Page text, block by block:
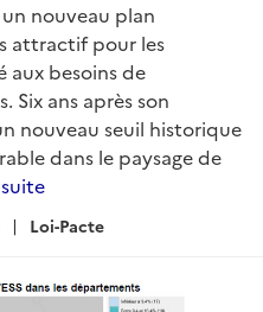
un nouveau plan
attractif pour les
aux besoins de
Six ans après son
nouveau seuil historique
dans le paysage de
Loi-Pacte